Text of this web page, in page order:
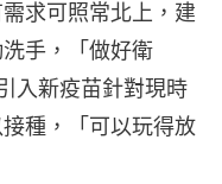
求可照常北上，建
手，「做好衛
入新疫苗針對現時
種，「可以玩得放